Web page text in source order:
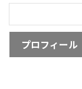
プロフィール